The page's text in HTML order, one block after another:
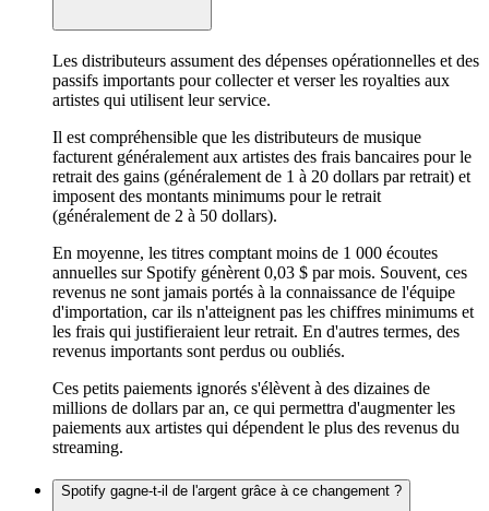
Les distributeurs assument des dépenses opérationnelles et des
passifs importants pour collecter et verser les royalties aux
artistes qui utilisent leur service.
Il est compréhensible que les distributeurs de musique
facturent généralement aux artistes des frais bancaires pour le
retrait des gains (généralement de 1 à 20 dollars par retrait) et
imposent des montants minimums pour le retrait
(généralement de 2 à 50 dollars).
En moyenne, les titres comptant moins de 1 000 écoutes
annuelles sur Spotify génèrent 0,03 $ par mois. Souvent, ces
revenus ne sont jamais portés à la connaissance de l'équipe
d'importation, car ils n'atteignent pas les chiffres minimums et
les frais qui justifieraient leur retrait. En d'autres termes, des
revenus importants sont perdus ou oubliés.
Ces petits paiements ignorés s'élèvent à des dizaines de
millions de dollars par an, ce qui permettra d'augmenter les
paiements aux artistes qui dépendent le plus des revenus du
streaming.
Spotify gagne-t-il de l'argent grâce à ce changement ?